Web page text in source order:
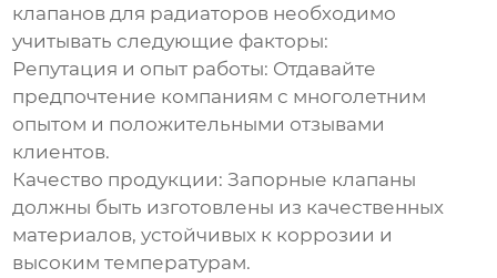
клапанов для радиаторов необходимо
учитывать следующие факторы:
Репутация и опыт работы: Отдавайте
предпочтение компаниям с многолетним
опытом и положительными отзывами
клиентов.
Качество продукции: Запорные клапаны
должны быть изготовлены из качественных
материалов, устойчивых к коррозии и
высоким температурам.